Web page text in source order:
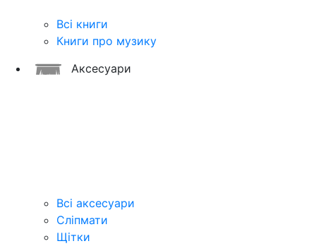
Всі книги
Книги про музику
Аксесуари
Всі аксесуари
Сліпмати
Щітки